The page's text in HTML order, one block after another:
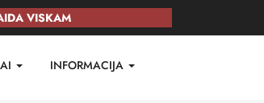
VISKAM
INFORMACIJA